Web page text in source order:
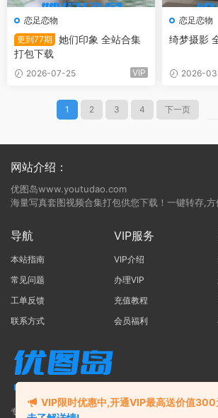
恋足恋物
更到77期
她们印象 全站合集
打包下载
2026-07-25 VIP
恋足恋物
绮梦摄影
2026-
1 2 3 4 下一页
网站介绍：
优图岛www.youtudao.com
海量写真套图视频合集打包供您下载！一键转存,方
导航
本站指南
常见问题
工单反馈
联系方式
VIP服务
VIP介绍
办理VIP
充值教程
会员福利
专注于写真合集打包的网站
VIP限时优惠中,开通VIP最高送价值300